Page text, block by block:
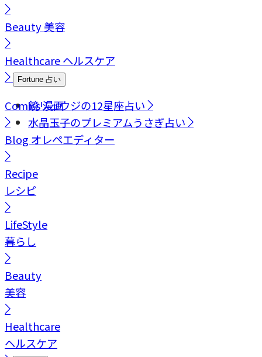
Beauty美容
Healthcareヘルスケア
Fortune 占い
鏡リュウジの12星座占い
水晶玉子のプレミアムうさぎ占い
Comics漫画
Blog オレペエディター
Recipe
レシピ
LifeStyle
暮らし
Beauty
美容
Healthcare
ヘルスケア